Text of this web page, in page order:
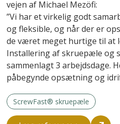
vejen af Michael Mezöfi:
”Vi har et virkelig godt
og fleksible, og når der er
de været meget hurtige til at
Installering af skruepæle og
sammenlagt 3 arbejdsdage.
påbegynde opsætning og
ScrewFast® skruepæle